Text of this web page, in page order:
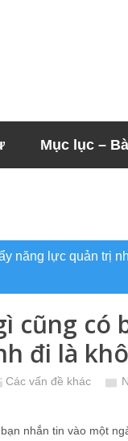
Mục lục –
năng lực quản trị
cũng có
đi là
Các vấn đề khác
nhắn tin vào một